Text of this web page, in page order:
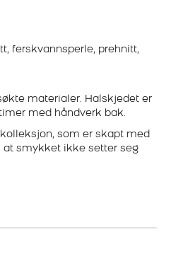
ferskvannsperle, prehnitt,
materialer. Halskjedet er
med håndverk bak.
som er skapt med
at smykket ikke setter seg